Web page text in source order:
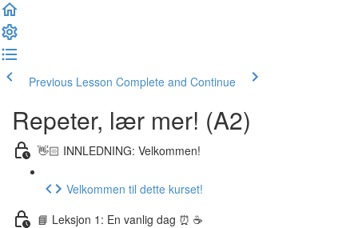
Previous Lesson Complete and Continue
Repeter, lær mer! (A2)
👋🏻 INNLEDNING: Velkommen!
Velkommen til dette kurset!
📘 Leksjon 1: En vanlig dag ⏰ ☕️